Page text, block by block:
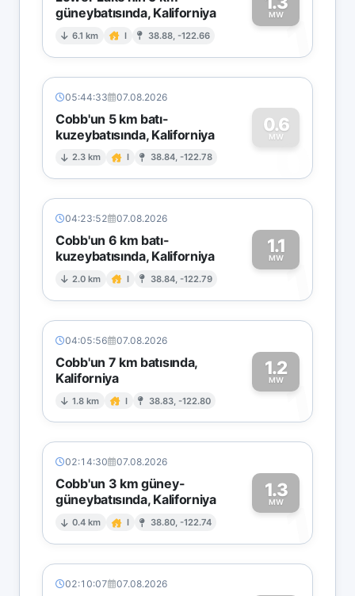
güneybatısında, Kaliforniya
6.1 km I 38.88, -122.66
MW1
05:44:33 07.08.2026
Cobb'un 5 km batı-
kuzeybatısında, Kaliforniya
2.3 km I 38.84, -122.78
0.6
MW
0
04:23:52 07.08.2026
Cobb'un 6 km batı-
kuzeybatısında, Kaliforniya
2.0 km I 38.84, -122.79
1.1
MW1
04:05:56 07.08.2026
Cobb'un 7 km batısında,
Kaliforniya
1.8 km I 38.83, -122.80
1.2
MW1
02:14:30 07.08.2026
Cobb'un 3 km güney-
güneybatısında, Kaliforniya
0.4 km I 38.80, -122.74
1.3
MW1
02:10:07 07.08.2026